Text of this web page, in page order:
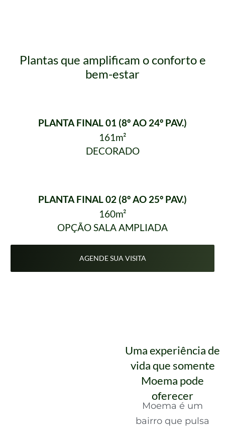
Plantas que amplificam o conforto e
bem-estar
PLANTA FINAL 01 (8º AO 24º PAV.)
161m²
DECORADO
PLANTA FINAL 02 (8º AO 25º PAV.)
160m²
OPÇÃO SALA AMPLIADA
AGENDE SUA VISITA
Uma experiência de
vida que somente
Moema pode
oferecer
Moema é um
bairro que pulsa